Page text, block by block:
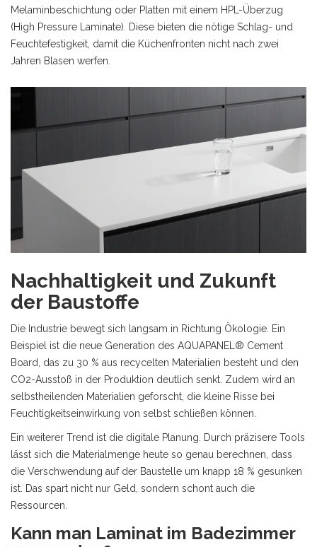
Melaminbeschichtung oder Platten mit einem HPL-Überzug
(High Pressure Laminate). Diese bieten die nötige Schlag- und
Feuchtefestigkeit, damit die Küchenfronten nicht nach zwei
Jahren Blasen werfen.
Nachhaltigkeit und Zukunft
der Baustoffe
Die Industrie bewegt sich langsam in Richtung Ökologie. Ein
Beispiel ist die neue Generation des AQUAPANEL® Cement
Board, das zu 30 % aus recycelten Materialien besteht und den
CO2-Ausstoß in der Produktion deutlich senkt. Zudem wird an
selbstheilenden Materialien geforscht, die kleine Risse bei
Feuchtigkeitseinwirkung von selbst schließen können.
Ein weiterer Trend ist die digitale Planung. Durch präzisere Tools
lässt sich die Materialmenge heute so genau berechnen, dass
die Verschwendung auf der Baustelle um knapp 18 % gesunken
ist. Das spart nicht nur Geld, sondern schont auch die
Ressourcen.
Kann man Laminat im Badezimmer